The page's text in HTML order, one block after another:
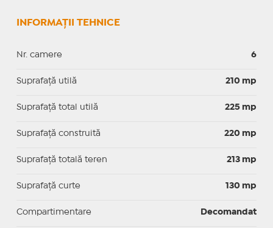
INFORMAȚII TEHNICE
Nr. camere 6
Suprafaţă utilă 210 mp
Suprafaţă total utilă 225 mp
Suprafaţă construită 220 mp
Suprafață totală teren 213 mp
Suprafaţă curte 130 mp
Compartimentare Decomandat